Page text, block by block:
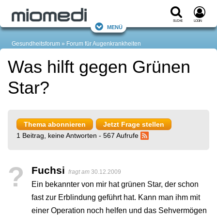
Suche Login
Menü
Gesundheitsforum Forum für Augenkrankheiten
Was hilft gegen Grünen
Star?
Thema abonnieren
Jetzt Frage stellen
1 Beitrag, keine Antworten - 567 Aufrufe
? Fuchsi fragt am 30.12.2009
Ein bekannter von mir hat grünen Star, der schon
fast zur Erblindung geführt hat. Kann man ihm mit
einer Operation noch helfen und das Sehvermögen